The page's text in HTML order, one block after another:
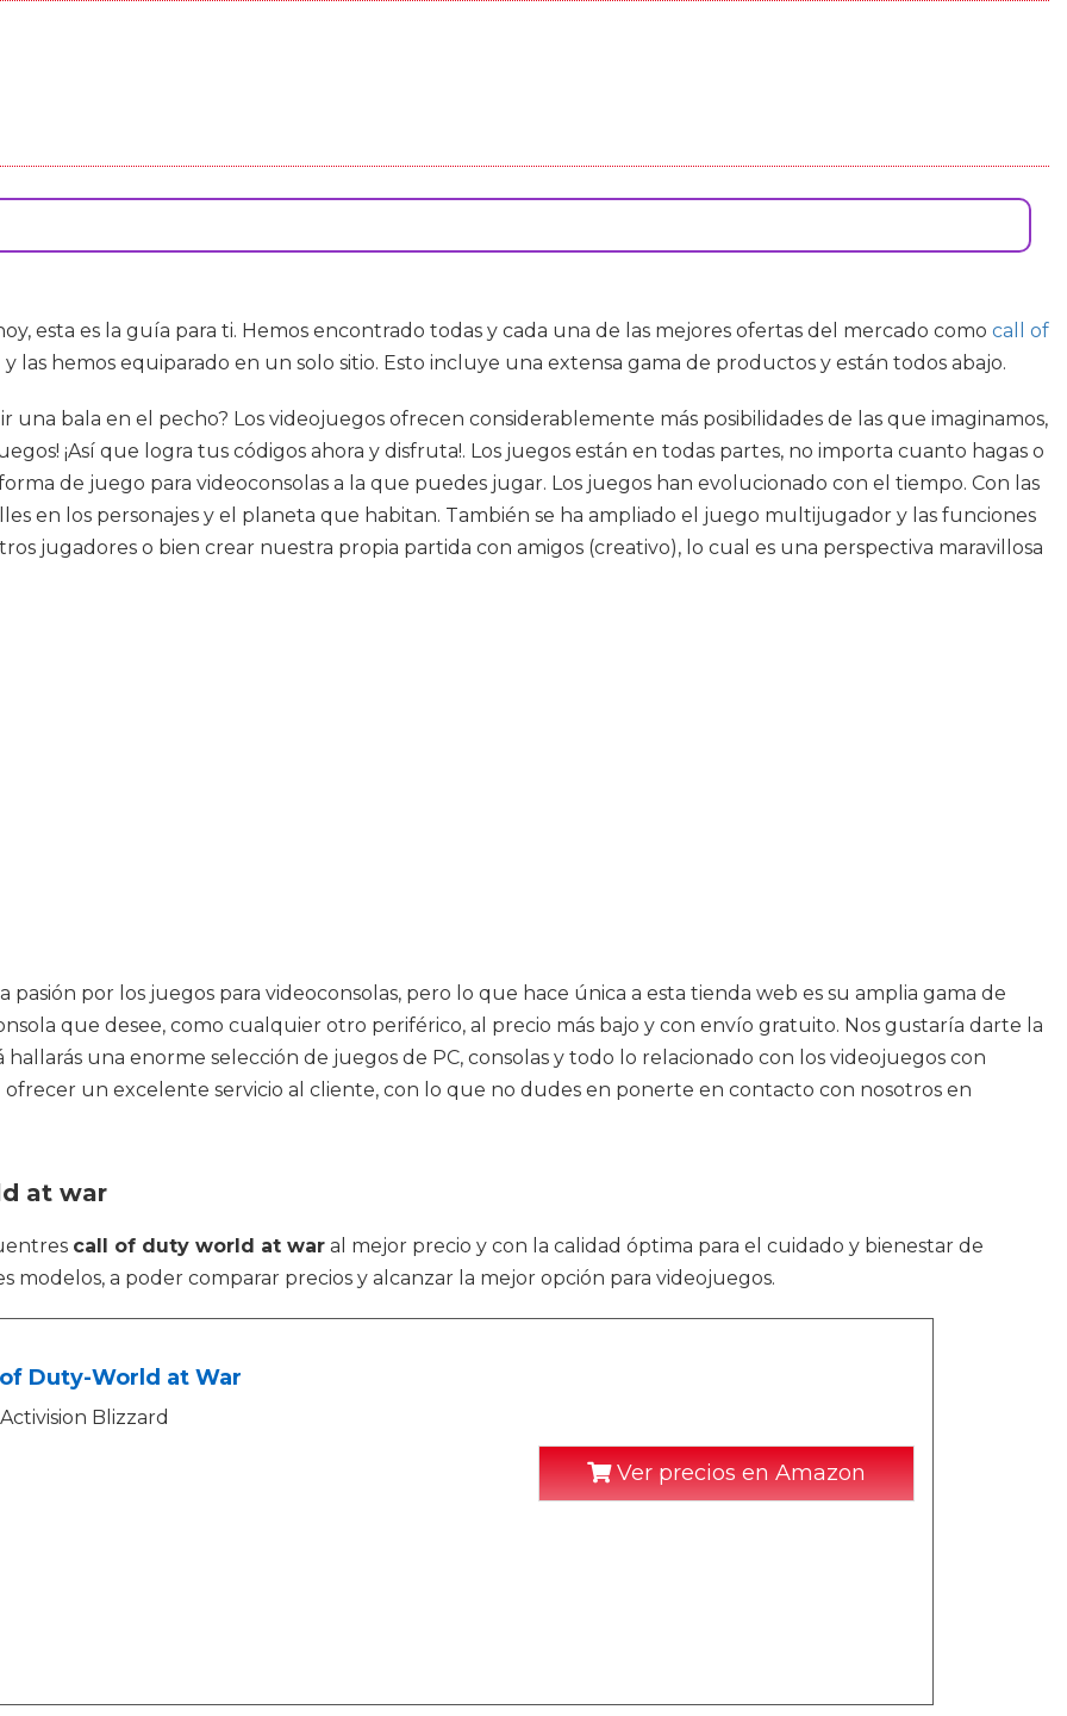
esta es la guía para ti. Hemos encontrado todas y cada una de las mejores ofertas del mercado como call of
y las hemos equiparado en un solo sitio. Esto incluye una extensa gama de productos y están todos abajo.
bala en el pecho? Los videojuegos ofrecen considerablemente más posibilidades de las que imaginamos,
¡Así que logra tus códigos ahora y disfruta!. Los juegos están en todas partes, no importa cuanto hagas o
de juego para videoconsolas a la que puedes jugar. Los juegos han evolucionado con el tiempo. Con las
en los personajes y el planeta que habitan. También se ha ampliado el juego multijugador y las funciones
jugadores o bien crear nuestra propia partida con amigos (creativo), lo cual es una perspectiva maravillosa
por los juegos para videoconsolas, pero lo que hace única a esta tienda web es su amplia gama de
que desee, como cualquier otro periférico, al precio más bajo y con envío gratuito. Nos gustaría darte la
una enorme selección de juegos de PC, consolas y todo lo relacionado con los videojuegos con
un excelente servicio al cliente, con lo que no dudes en ponerte en contacto con nosotros en
at war
call of duty world at war al mejor precio y con la calidad óptima para el cuidado y bienestar de
modelos, a poder comparar precios y alcanzar la mejor opción para videojuegos.
Duty-World at War
Activision Blizzard
Ver precios en Amazon